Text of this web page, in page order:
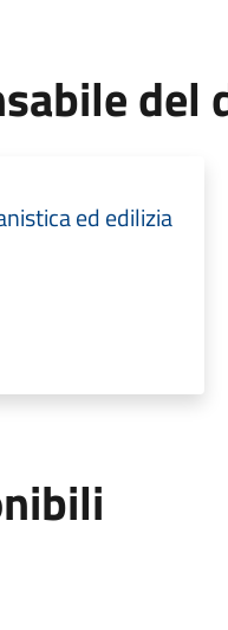
del
ed edilizia